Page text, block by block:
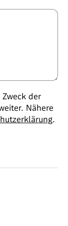
Zweck der
Nähere
.